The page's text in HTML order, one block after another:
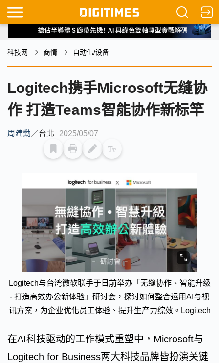
科技网 商情 自动化/设备
Logitech携手Microsoft无缝协
作 打造Teams智能协作新标竿
周建勳／台北 2025/05/07
Logitech与台湾微软联手于日前举办「无缝协作、智能升级
- 打造高效办公新体验」研讨会，探讨如何整合运用AI与视
讯方案，为企业优化员工体验、提升生产力综效。Logitech
在AI科技驱动的工作模式重塑中，Microsoft与
Logitech for Business两大科技品牌皆扮演关键